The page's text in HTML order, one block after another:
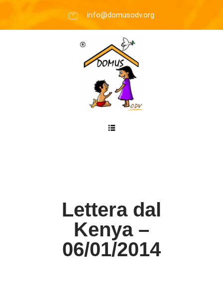
info@domusodv.org
Lettera dal
Kenya –
06/01/2014